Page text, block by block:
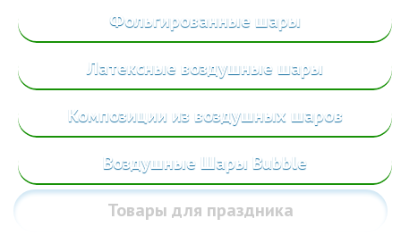
Фольгированные шары
Латексные воздушные шары
Композиции из воздушных шаров
Воздушные Шары Bubble
Товары для праздника